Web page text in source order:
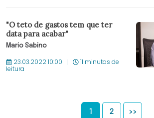
"O teto de gastos tem que ter
data para acabar"
Mario Sabino
23.03.2022 10:00 11 minutos de
leitura
1 2 >>